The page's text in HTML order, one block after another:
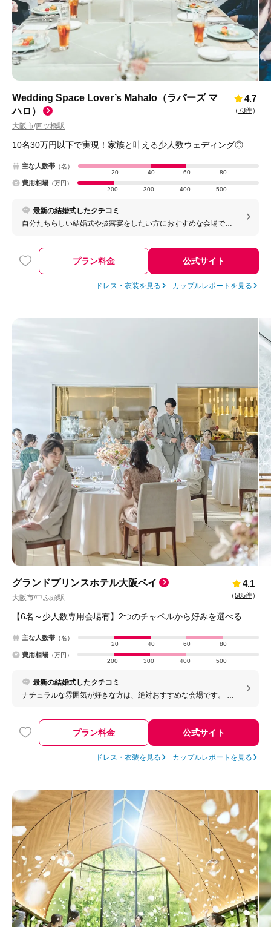
Wedding Space Lover’s Mahalo（ラバーズ マ
ハロ）
大阪市/四ツ橋駅
4.7
（73件）
10名30万円以下で実現！家族と叶える少人数ウェディング◎
主な人数帯 （名）
20
40 60 80
費用相場 （万円）
200
300 400 500
最新の結婚式したクチコミ
自分たちらしい結婚式や披露宴をしたい方におすすめな会場で
アドバイスもくれます。ゲストと一緒に当日を盛り上げたい方に
は合っていると思います。
プラン料金 公式サイト
ドレス・衣装を見る カップルレポートを見る
グランドプリンスホテル大阪ベイ
大阪市/中ふ頭駅
4.1
（585件）
【6名～少人数専用会場有】2つのチャペルから好みを選べる
主な人数帯 （名）
20
40 60 80
費用相場 （万円）
200
300 400 500
最新の結婚式したクチコミ
ナチュラルな雰囲気が好きな方は、絶対おすすめな会場です。 木
プラン料金 公式サイト
ドレス・衣装を見る カップルレポートを見る